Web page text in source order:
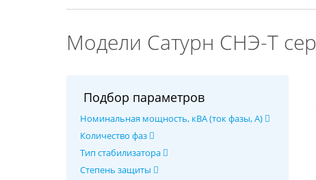
Модели Сатурн СНЭ-Т
Подбор параметров
Номинальная мощность, кВА (ток фазы, А)
Количество фаз
Тип стабилизатора
Степень защиты